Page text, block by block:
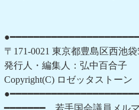
〒171-0021 東京都豊島区西池
発行人・編集人：弘中百合子
Copyright(C) ロゼッタストーン